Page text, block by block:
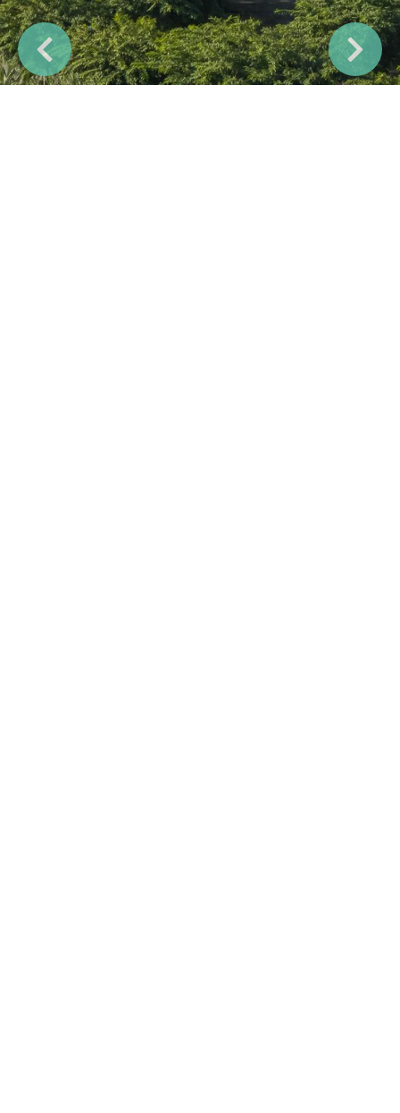
Previous Next